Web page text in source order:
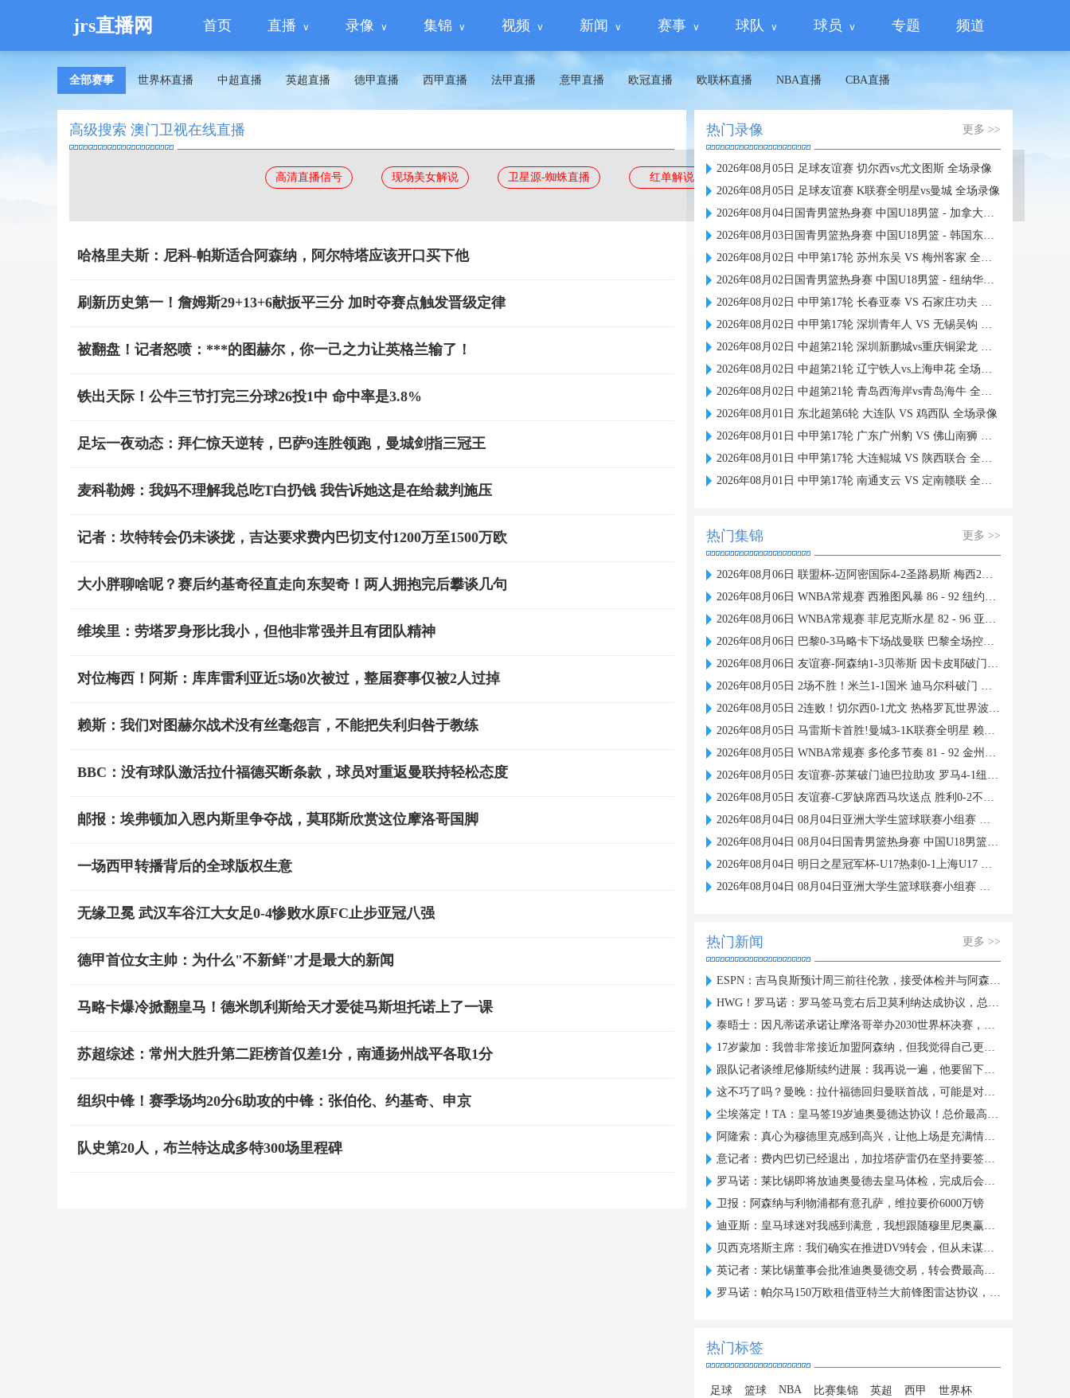
jrs直播网 首页 直播 录像 集锦 视频 新闻 赛事 球队 球员 专题 频道
全部赛事 世界杯直播 中超直播 英超直播 德甲直播 西甲直播 法甲直播 意甲直播 欧冠直播 欧联杯直播 NBA直播 CBA直播
高级搜索 澳门卫视在线直播
高清直播信号 现场美女解说 卫星源-蜘蛛直播 红单解说 蜘蛛直播
哈格里夫斯：尼科-帕斯适合阿森纳，阿尔特塔应该开口买下他
刷新历史第一！詹姆斯29+13+6献扳平三分 加时夺赛点触发晋级定律
被翻盘！记者怒喷：***的图赫尔，你一己之力让英格兰输了！
铁出天际！公牛三节打完三分球26投1中 命中率是3.8%
足坛一夜动态：拜仁惊天逆转，巴萨9连胜领跑，曼城剑指三冠王
麦科勒姆：我妈不理解我总吃T白扔钱 我告诉她这是在给裁判施压
记者：坎特转会仍未谈拢，吉达要求费内巴切支付1200万至1500万欧
大小胖聊啥呢？赛后约基奇径直走向东契奇！两人拥抱完后攀谈几句
维埃里：劳塔罗身形比我小，但他非常强并且有团队精神
对位梅西！阿斯：库库雷利亚近5场0次被过，整届赛事仅被2人过掉
赖斯：我们对图赫尔战术没有丝毫怨言，不能把失利归咎于教练
BBC：没有球队激活拉什福德买断条款，球员对重返曼联持轻松态度
邮报：埃弗顿加入恩内斯里争夺战，莫耶斯欣赏这位摩洛哥国脚
一场西甲转播背后的全球版权生意
无缘卫冕 武汉车谷江大女足0-4惨败水原FC止步亚冠八强
德甲首位女主帅：为什么"不新鲜"才是最大的新闻
马略卡爆冷掀翻皇马！德米凯利斯给天才爱徒马斯坦托诺上了一课
苏超综述：常州大胜升第二距榜首仅差1分，南通扬州战平各取1分
组织中锋！赛季场均20分6助攻的中锋：张伯伦、约基奇、申京
队史第20人，布兰特达成多特300场里程碑
热门录像 更多 >>
2026年08月05日 足球友谊赛 切尔西vs尤文图斯 全场录像
2026年08月05日 足球友谊赛 K联赛全明星vs曼城 全场录像
2026年08月04日国青男篮热身赛 中国U18男篮 - 加拿大大卫·安篮球学院 全场录像
2026年08月03日国青男篮热身赛 中国U18男篮 - 韩国东国大学 全场录像
2026年08月02日 中甲第17轮 苏州东吴 VS 梅州客家 全场录像
2026年08月02日国青男篮热身赛 中国U18男篮 - 纽纳华丁闪电队 全场录像
2026年08月02日 中甲第17轮 长春亚泰 VS 石家庄功夫 全场录像
2026年08月02日 中甲第17轮 深圳青年人 VS 无锡吴钩 全场录像
2026年08月02日 中超第21轮 深圳新鹏城vs重庆铜梁龙 全场录像
2026年08月02日 中超第21轮 辽宁铁人vs上海申花 全场录像
2026年08月02日 中超第21轮 青岛西海岸vs青岛海牛 全场录像
2026年08月01日 东北超第6轮 大连队 VS 鸡西队 全场录像
2026年08月01日 中甲第17轮 广东广州豹 VS 佛山南狮 全场录像
2026年08月01日 中甲第17轮 大连鲲城 VS 陕西联合 全场录像
2026年08月01日 中甲第17轮 南通支云 VS 定南赣联 全场录像
热门集锦 更多 >>
2026年08月06日 联盟杯-迈阿密国际4-2圣路易斯 梅西2射1传 阿伦助攻戴帽
2026年08月06日 WNBA常规赛 西雅图风暴 86 - 92 纽约自由人 全场集锦
2026年08月06日 WNBA常规赛 菲尼克斯水星 82 - 96 亚特兰大梦想 全场集锦
2026年08月06日 巴黎0-3马略卡下场战曼联 巴黎全场控球近6成+8射3正未果
2026年08月06日 友谊赛-阿森纳1-3贝蒂斯 因卡皮耶破门难救主 福纳尔斯1射2传
2026年08月05日 2场不胜！米兰1-1国米 迪马尔科破门 恩昆库造点+点射拉莫斯登场
2026年08月05日 2连败！切尔西0-1尤文 热格罗瓦世界波制胜穆德里克时隔614天复出
2026年08月05日 马雷斯卡首胜!曼城3-1K联赛全明星 赖因德斯努里破门塞梅尼奥助攻
2026年08月05日 WNBA常规赛 多伦多节奏 81 - 92 金州女武神 全场集锦
2026年08月05日 友谊赛-苏莱破门迪巴拉助攻 罗马4-1纽波特郡
2026年08月05日 友谊赛-C罗缺席西马坎送点 胜利0-2不敌阿尔梅里亚
2026年08月04日 08月04日亚洲大学生篮球联赛小组赛 延世大学 82 - 83 北京大学 集锦
2026年08月04日 08月04日国青男篮热身赛 中国U18男篮 94 - 85 加拿大大卫·安篮球学院 集锦
2026年08月04日 明日之星冠军杯-U17热刺0-1上海U17 李文博制胜球
2026年08月04日 08月04日亚洲大学生篮球联赛小组赛 早稻田大学 71 - 86 清华大学 集锦
热门新闻 更多 >>
ESPN：吉马良斯预计周三前往伦敦，接受体检并与阿森纳签约
HWG！罗马诺：罗马签马竞右后卫莫利纳达成协议，总价1800万欧
泰晤士：因凡蒂诺承诺让摩洛哥举办2030世界杯决赛，以换取支持
17岁蒙加：我曾非常接近加盟阿森纳，但我觉得自己更适合曼城
跟队记者谈维尼修斯续约进展：我再说一遍，他要留下来！！！
这不巧了吗？曼晚：拉什福德回归曼联首战，可能是对阿莫林的米兰
尘埃落定！TA：皇马签19岁迪奥曼德达协议！总价最高可达1.4亿欧
阿隆索：真心为穆德里克感到高兴，让他上场是充满情感考量的决定
意记者：费内巴切已经退出，加拉塔萨雷仍在坚持要签下莱奥
罗马诺：莱比锡即将放迪奥曼德去皇马体检，完成后会正式签约
卫报：阿森纳与利物浦都有意孔萨，维拉要价6000万镑
迪亚斯：皇马球迷对我感到满意，我想跟随穆里尼奥赢得冠军
贝西克塔斯主席：我们确实在推进DV9转会，但从未谋求签下萨拉赫
英记者：莱比锡董事会批准迪奥曼德交易，转会费最高可达1.4亿欧
罗马诺：帕尔马150万欧租借亚特兰大前锋图雷达协议，24h内体检
热门标签
足球 篮球 NBA 比赛集锦 英超 西甲 世界杯